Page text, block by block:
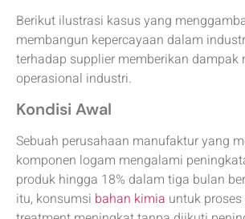
Berikut ilustrasi kasus yang
membangun kepercayaan dalam
terhadap supplier memberikan dampak
operasional industri.
Kondisi Awal
Sebuah perusahaan manufaktur yang
komponen logam mengalami
produk hingga 18% dalam tiga bulan
itu, konsumsi bahan kimia untuk